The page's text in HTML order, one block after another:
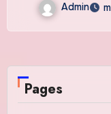
Admin
Pages